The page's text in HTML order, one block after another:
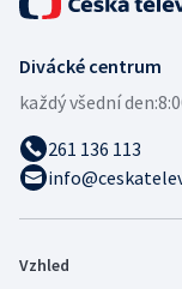
Divácké centrum
každý všední den:
261 136 113
Vzhled